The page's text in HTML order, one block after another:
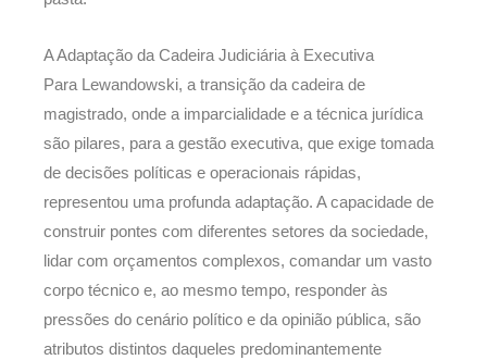
A Adaptação da Cadeira Judiciária à Executiva
Para Lewandowski, a transição da cadeira de
magistrado, onde a imparcialidade e a técnica jurídica
são pilares, para a gestão executiva, que exige tomada
de decisões políticas e operacionais rápidas,
representou uma profunda adaptação. A capacidade de
construir pontes com diferentes setores da sociedade,
lidar com orçamentos complexos, comandar um vasto
corpo técnico e, ao mesmo tempo, responder às
pressões do cenário político e da opinião pública, são
atributos distintos daqueles predominantemente